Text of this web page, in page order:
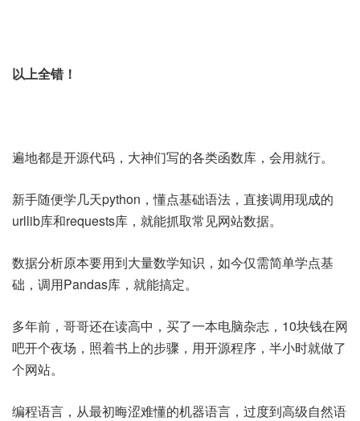
以上全错！
遍地都是开源代码，大神们写的各类函数库，会用就行。
新手随便学几天python，懂点基础语法，直接调用现成的
urllib库和requests库，就能抓取常见网站数据。
数据分析原本要用到大量数学知识，如今仅需简单学点基
础，调用Pandas库，就能搞定。
多年前，哥哥还在读高中，买了一本电脑杂志，10块钱在网
吧开个夜场，照着书上的步骤，用开源程序，半小时就做了
个网站。
编程语言，从最初晦涩难懂的机器语言，过度到高级自然语